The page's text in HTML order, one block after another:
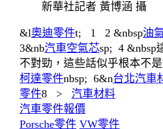
新華社記者 黃博涵 攝
&l奧迪零件t; 1 2 &nbsp油
3&nb汽車空氣芯sp; 4 &nbsp
不對勁，這些話似乎根本不
柯達零件nbsp; 6&n台北汽車
零件8 > 汽車材料
汽車零件報價
Porsche零件 VW零件